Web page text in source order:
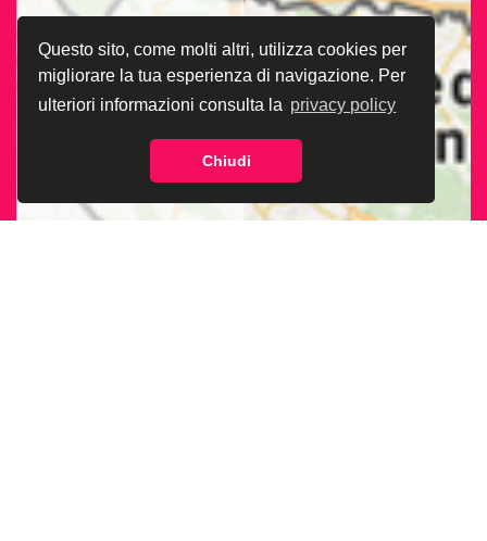
Questo sito, come molti altri, utilizza cookies per
migliorare la tua esperienza di navigazione. Per
ulteriori informazioni consulta la privacy policy
Chiudi